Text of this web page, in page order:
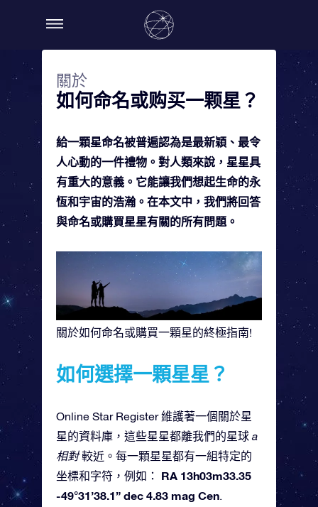
關於
如何命名或购买一颗星？
給一顆星命名被普遍認為是最新穎、最令
人心動的一件禮物。對人類來說，星星具
有重大的意義。它能讓我們想起生命的永
恆和宇宙的浩瀚。在本文中，我們將回答
與命名或購買星星有關的所有問題。
關於如何命名或購買一顆星的終極指南!
如何選擇一顆星星？
Online Star Register 維護著一個關於星
星的資料庫，這些星星都離我們的星球 a
相對較近。每一顆星星都有一組特定的
坐標和字符，例如： RA 13h03m33.35
-49°31’38.1” dec 4.83 mag Cen.